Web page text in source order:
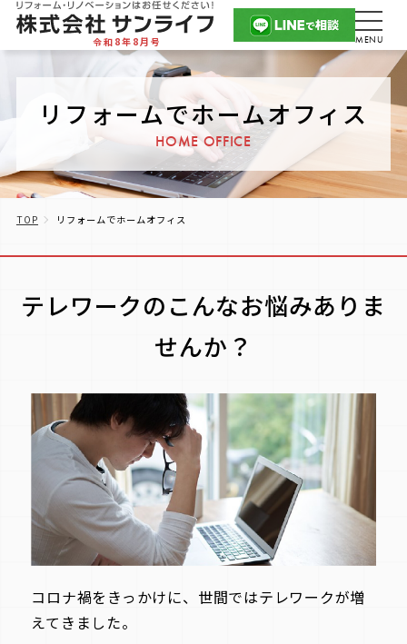
令和8年8月号
リフォームでホームオフィス
HOME OFFICE
TOP リフォームでホームオフィス
テレワークのこんなお悩みありま
せんか？
コロナ禍をきっかけに、世間ではテレワークが増
えてきました。